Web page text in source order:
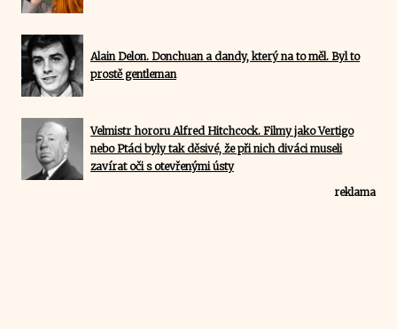
Alain Delon. Donchuan a dandy, který na to měl. Byl to
prostě gentleman
Velmistr hororu Alfred Hitchcock. Filmy jako Vertigo
nebo Ptáci byly tak děsivé, že při nich diváci museli
zavírat oči s otevřenými ústy
reklama